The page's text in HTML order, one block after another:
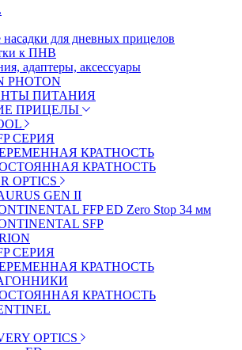
для дневных прицелов
к ПНВ
адаптеры, аксессуары
PHOTON
ПИТАНИЯ
ПРИЦЕЛЫ
СЕРИЯ
КРАТНОСТЬ
КРАТНОСТЬ
OPTICS
GEN II
FFP ED Zero Stop 34 мм
SFP
СЕРИЯ
КРАТНОСТЬ
КРАТНОСТЬ
OPTICS